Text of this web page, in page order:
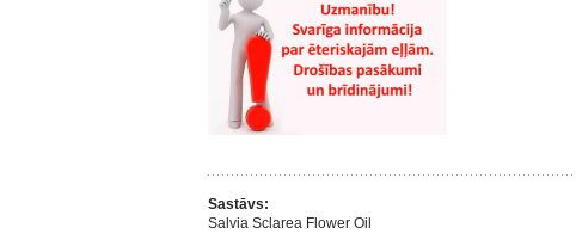
Sastāvs:
Salvia Sclarea Flower Oil